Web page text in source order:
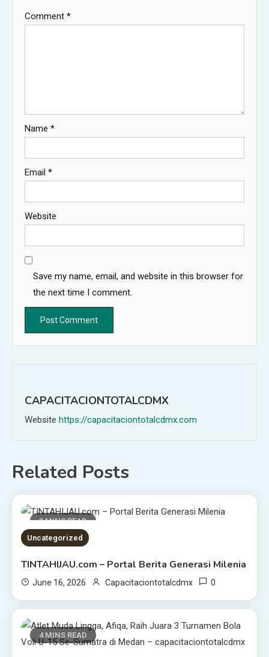
Comment *
Name *
Email *
Website
Save my name, email, and website in this browser for
the next time I comment.
CAPACITACIONTOTALCDMX
Website https://capacitaciontotalcdmx.com
Related Posts
3 MINS READ
Uncategorized
TINTAHIJAU.com – Portal Berita Generasi Milenia
June 16, 2026 Capacitaciontotalcdmx 0
4 MINS READ